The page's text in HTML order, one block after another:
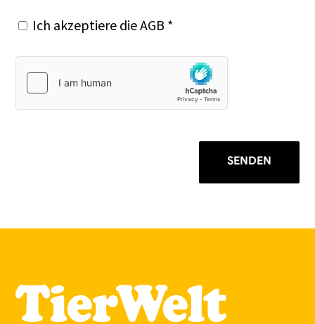
Ich akzeptiere dieAGB *
SENDEN